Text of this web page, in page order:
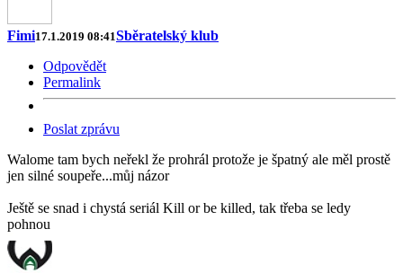
Fimi17.1.2019 08:41Sběratelský klub
Odpovědět
Permalink
Poslat zprávu
Walome tam bych neřekl že prohrál protože je špatný ale měl prostě
jen silné soupeře...můj názor
Ještě se snad i chystá seriál Kill or be killed, tak třeba se ledy
pohnou